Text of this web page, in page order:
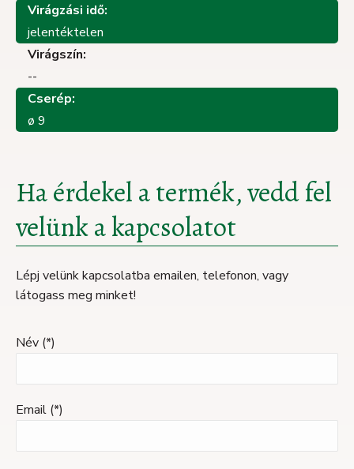
Virágzási idő:
jelentéktelen
Virágszín:
--
Cserép:
ø 9
Ha érdekel a termék, vedd fel
velünk a kapcsolatot
Lépj velünk kapcsolatba emailen, telefonon, vagy
látogass meg minket!
Név (*)
Email (*)